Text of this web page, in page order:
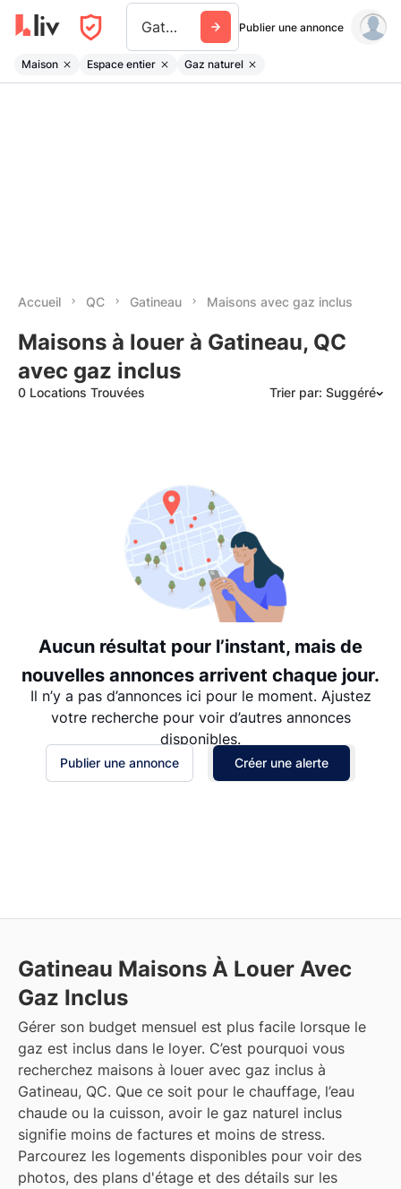
Gatineau Publier une annonce
Maison Espace entier Gaz naturel
Accueil QC Gatineau Maisons avec gaz inclus
Maisons à louer à Gatineau, QC
avec gaz inclus
0 Locations Trouvées Trier par: Suggéré
Date: les plus anciens d’abord
Aucun résultat pour l’instant, mais de
nouvelles annonces arrivent chaque jour.
Il n’y a pas d’annonces ici pour le moment. Ajustez
votre recherche pour voir d’autres annonces
disponibles.
Publier une annonce Créer une alerte
Gatineau Maisons À Louer Avec
Gaz Inclus
Gérer son budget mensuel est plus facile lorsque le
gaz est inclus dans le loyer. C’est pourquoi vous
recherchez maisons à louer avec gaz inclus à
Gatineau, QC. Que ce soit pour le chauffage, l’eau
chaude ou la cuisson, avoir le gaz naturel inclus
signifie moins de factures et moins de stress.
Parcourez les logements disponibles pour voir des
photos, des plans d'étage et des détails sur les